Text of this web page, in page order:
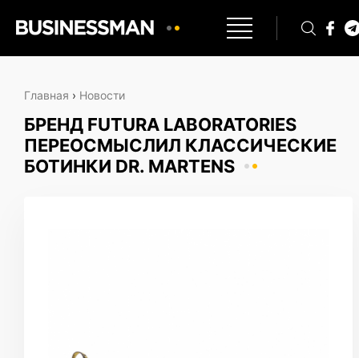
Главная › Новости
БРЕНД FUTURA LABORATORIES
ПЕРЕОСМЫСЛИЛ КЛАССИЧЕСКИЕ
БОТИНКИ DR. MARTENS